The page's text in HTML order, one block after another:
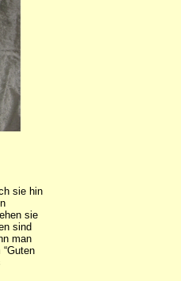
sie hin
sie
sind
man